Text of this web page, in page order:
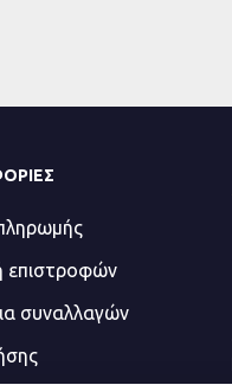
επιστροφών
συναλλαγών